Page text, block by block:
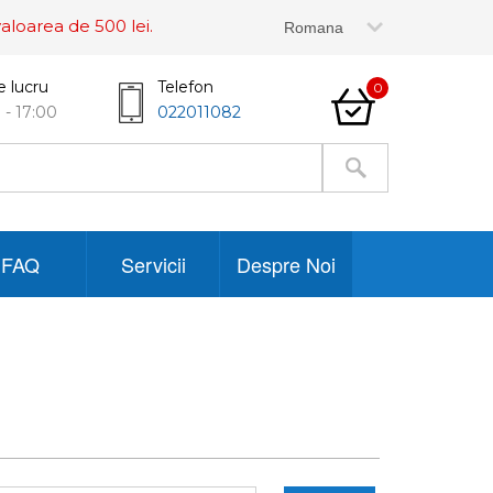
de 500 lei.
lucru
17:00
Telefon
022011082
0
FAQ Servicii Despre Noi